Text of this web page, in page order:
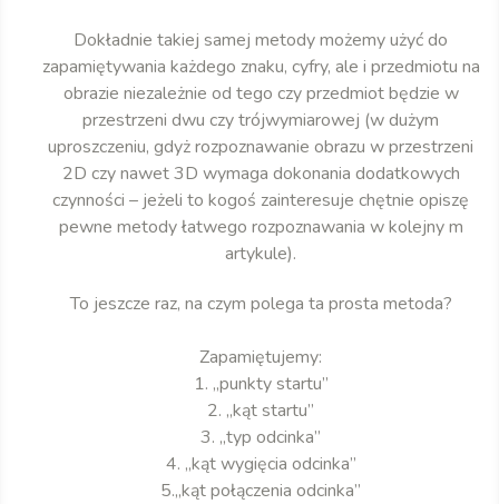
Dokładnie takiej samej metody możemy użyć do
zapamiętywania każdego znaku, cyfry, ale i przedmiotu na
obrazie niezależnie od tego czy przedmiot będzie w
przestrzeni dwu czy trójwymiarowej (w dużym
uproszczeniu, gdyż rozpoznawanie obrazu w przestrzeni
2D czy nawet 3D wymaga dokonania dodatkowych
czynności – jeżeli to kogoś zainteresuje chętnie opiszę
pewne metody łatwego rozpoznawania w kolejny m
artykule).
To jeszcze raz, na czym polega ta prosta metoda?
Zapamiętujemy:
1. „punkty startu”
2. „kąt startu”
3. „typ odcinka”
4. „kąt wygięcia odcinka”
5.„kąt połączenia odcinka”